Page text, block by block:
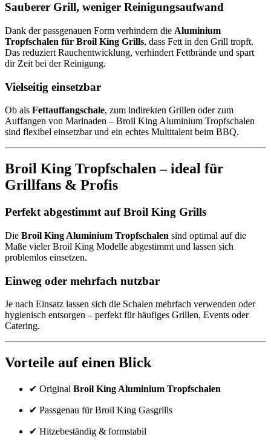
Sauberer Grill, weniger Reinigungsaufwand
Dank der passgenauen Form verhindern die Aluminium
Tropfschalen für Broil King Grills, dass Fett in den Grill tropft.
Das reduziert Rauchentwicklung, verhindert Fettbrände und spart
dir Zeit bei der Reinigung.
Vielseitig einsetzbar
Ob als Fettauffangschale, zum indirekten Grillen oder zum
Auffangen von Marinaden – Broil King Aluminium Tropfschalen
sind flexibel einsetzbar und ein echtes Multitalent beim BBQ.
Broil King Tropfschalen – ideal für
Grillfans & Profis
Perfekt abgestimmt auf Broil King Grills
Die Broil King Aluminium Tropfschalen sind optimal auf die
Maße vieler Broil King Modelle abgestimmt und lassen sich
problemlos einsetzen.
Einweg oder mehrfach nutzbar
Je nach Einsatz lassen sich die Schalen mehrfach verwenden oder
hygienisch entsorgen – perfekt für häufiges Grillen, Events oder
Catering.
Vorteile auf einen Blick
✔ Original Broil King Aluminium Tropfschalen
✔ Passgenau für Broil King Gasgrills
✔ Hitzebeständig & formstabil